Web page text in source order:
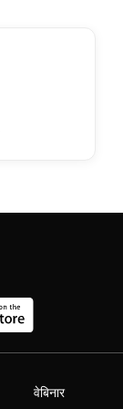
वेबिनार